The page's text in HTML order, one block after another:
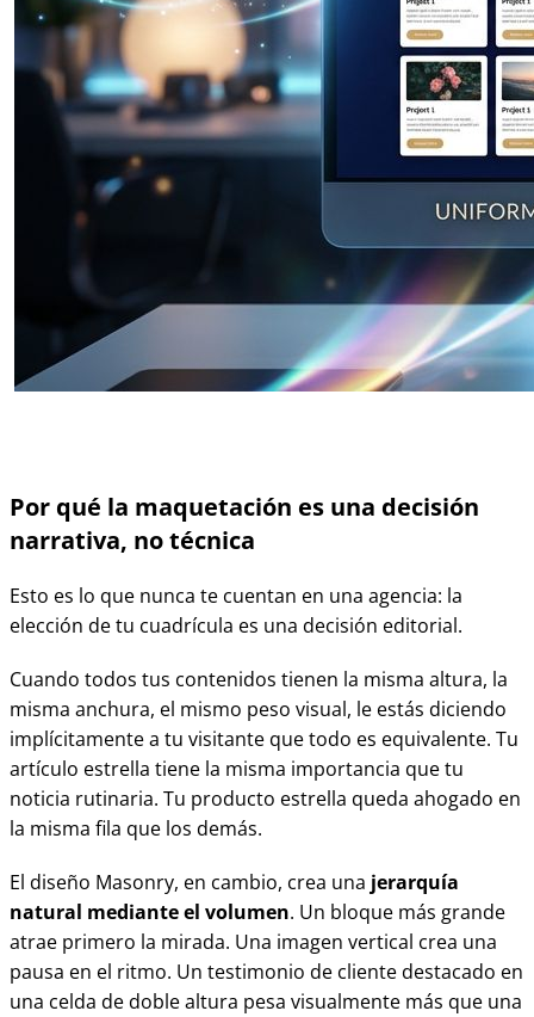
Por qué la maquetación es una decisión
narrativa, no técnica
Esto es lo que nunca te cuentan en una agencia: la
elección de tu cuadrícula es una decisión editorial.
Cuando todos tus contenidos tienen la misma altura, la
misma anchura, el mismo peso visual, le estás diciendo
implícitamente a tu visitante que todo es equivalente. Tu
artículo estrella tiene la misma importancia que tu
noticia rutinaria. Tu producto estrella queda ahogado en
la misma fila que los demás.
El diseño Masonry, en cambio, crea una jerarquía
natural mediante el volumen. Un bloque más grande
atrae primero la mirada. Una imagen vertical crea una
pausa en el ritmo. Un testimonio de cliente destacado en
una celda de doble altura pesa visualmente más que una